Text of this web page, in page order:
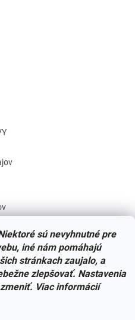
sú nevyhnutné pre
iné nám pomáhajú
stránkach zaujalo, a
zlepšovať. Nastavenia
Viac informácií